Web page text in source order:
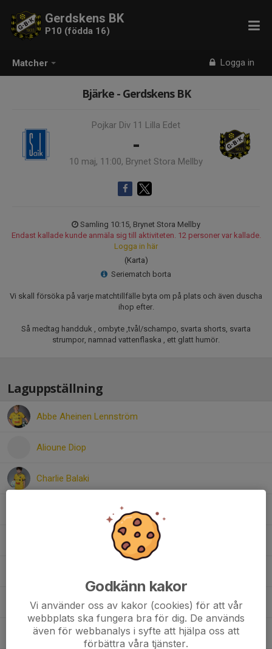
Matcher Logga in
Gerdskens BK
P10 (födda 16)
Bjärke - Gerdskens BK
Pojkar Div 11 Lilla Edet
-
10 maj, 11:00, Brynet Stora Mellby
Samling 10:15, Brynet Stora Mellby
Endast kallade kunde anmäla sig till aktiviteten. 12 personer var kallade.
Logga in här
(Karta)
Seriematch borta
Vi skall försöka på varje matchtillfälle byta om på plats och även duscha
ihop efter.
Så medtag handduk , ombyte ,tvål/schampo, svarta shorts, svarta
strumpor, namnad vattenflaska , ett glatt humör.
Laguppställning
Abbe Aheinen Lennström
Alioune Diop
Charlie Balaki
Nils Moding
Theo Carlson
Godkänn kakor
Vi använder oss av kakor (cookies) för att vår
webbplats ska fungera bra för dig. De används
även för webbanalys i syfte att hjälpa oss att
förbättra våra tjänster.